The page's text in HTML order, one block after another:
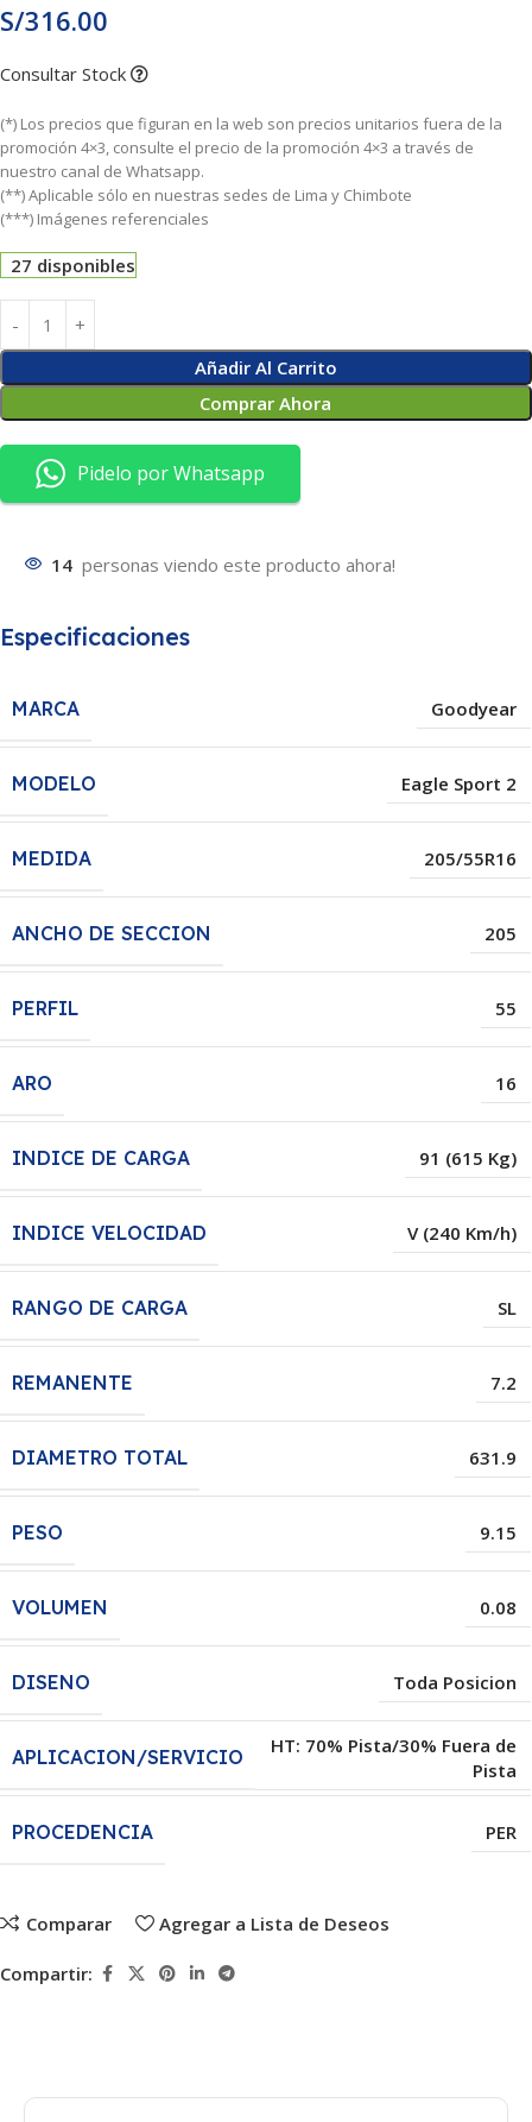
S/316.00
Consultar Stock
(*) Los precios que figuran en la web son precios unitarios fuera de la
promoción 4×3, consulte el precio de la promoción 4×3 a través de
nuestro canal de Whatsapp.
(**) Aplicable sólo en nuestras sedes de Lima y Chimbote
(***) Imágenes referenciales
27 disponibles
Añadir Al Carrito
Comprar Ahora
Pidelo por Whatsapp
14 personas viendo este producto ahora!
Especificaciones
MARCA Goodyear
MODELO Eagle Sport 2
MEDIDA 205/55R16
ANCHO DE SECCION 205
PERFIL 55
ARO 16
INDICE DE CARGA 91 (615 Kg)
INDICE VELOCIDAD V (240 Km/h)
RANGO DE CARGA SL
REMANENTE 7.2
DIAMETRO TOTAL 631.9
PESO 9.15
VOLUMEN 0.08
DISENO Toda Posicion
APLICACION/SERVICIO
HT: 70% Pista/30% Fuera de
Pista
PROCEDENCIA PER
Comparar Agregar a Lista de Deseos
Compartir: